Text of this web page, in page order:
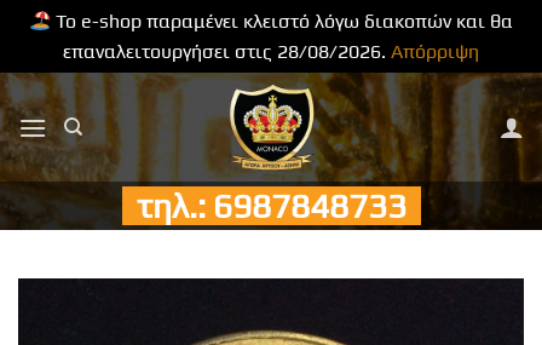
Το e-shop παραμένει κλειστό λόγω διακοπών και θα
επαναλειτουργήσει στις 28/08/2026. Απόρριψη
Μετάβαση
στο
περιεχόμενο
τηλ.: 6987848733